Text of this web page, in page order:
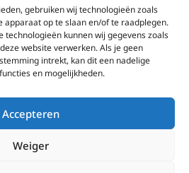
gebruiken wij technologieën zoals
apparaat op te slaan en/of te raadplegen.
technologieën kunnen wij gegevens zoals
website verwerken. Als je geen
intrekt, kan dit een nadelige
en mogelijkheden.
Accepteren
Weiger